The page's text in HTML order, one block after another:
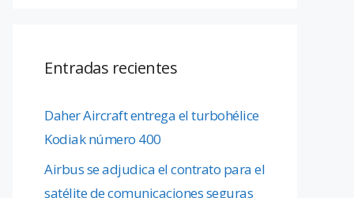
Entradas recientes
Daher Aircraft entrega el turbohélice
Kodiak número 400
Airbus se adjudica el contrato para el
satélite de comunicaciones seguras